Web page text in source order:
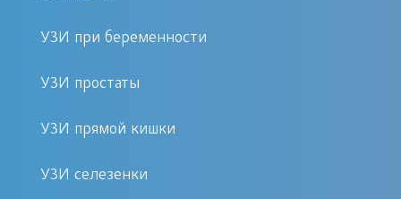
эмбриона, позволяя вовремя
при формировании, своевременно
предприняв соответствующие
УЗИ при беременности
УЗИ простаты
УЗИ прямой кишки
УЗИ селезенки